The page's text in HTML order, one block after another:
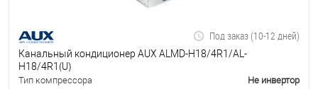
Под заказ (10-12 дней)
Канальный кондиционер AUX ALMD-H18/4R1/AL-
H18/4R1(U)
Тип компрессора
Не инвертор